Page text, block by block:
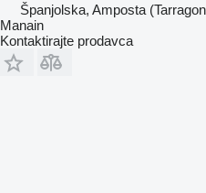
Španjolska, Amposta
Manain
Kontaktirajte prodavca